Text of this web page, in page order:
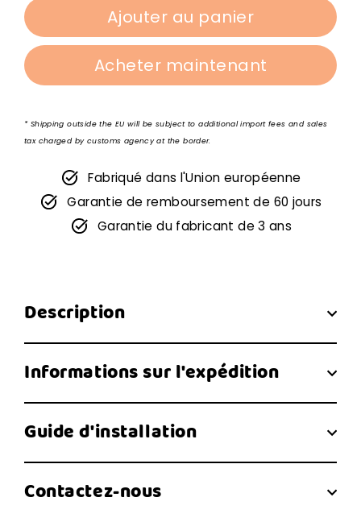
Ajouter au panier
Acheter maintenant
* Shipping outside the EU will be subject to additional import fees and sales
tax charged by customs agency at the border.
Fabriqué dans l'Union européenne
Garantie de remboursement de 60 jours
Garantie du fabricant de 3 ans
Description
Informations sur l'expédition
Guide d'installation
Contactez-nous